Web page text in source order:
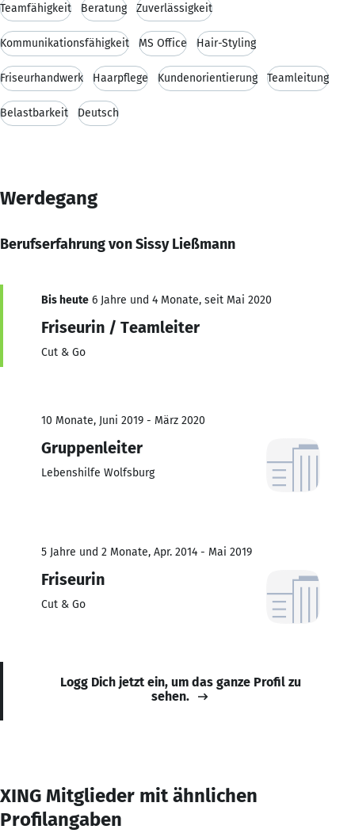
Teamfähigkeit Beratung Zuverlässigkeit
Kommunikationsfähigkeit MS Office Hair-Styling
Friseurhandwerk Haarpflege Kundenorientierung Teamleitung
Belastbarkeit Deutsch
Werdegang
Berufserfahrung von Sissy Ließmann
Bis heute 6 Jahre und 4 Monate, seit Mai 2020
Friseurin / Teamleiter
Cut & Go
10 Monate, Juni 2019 - März 2020
Gruppenleiter
Lebenshilfe Wolfsburg
5 Jahre und 2 Monate, Apr. 2014 - Mai 2019
Friseurin
Cut & Go
Logg Dich jetzt ein, um das ganze Profil zu
sehen.
XING Mitglieder mit ähnlichen
Profilangaben